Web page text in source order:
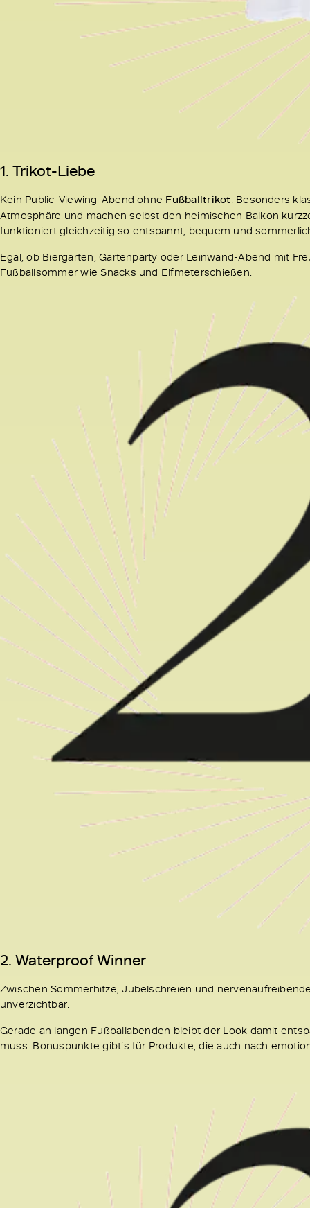
1. Trikot-Liebe
Kein Public-Viewing-Abend ohne Fußballtrikot. Besonders
Atmosphäre und machen selbst den heimischen Balkon
funktioniert gleichzeitig so entspannt, bequem und
Egal, ob Biergarten, Gartenparty oder Leinwand-Abend mit
Fußballsommer wie Snacks und Elfmeterschießen.
2. Waterproof Winner
Zwischen Sommerhitze, Jubelschreien und
unverzichtbar.
Gerade an langen Fußballabenden bleibt der Look damit
muss. Bonuspunkte gibt’s für Produkte, die auch nach